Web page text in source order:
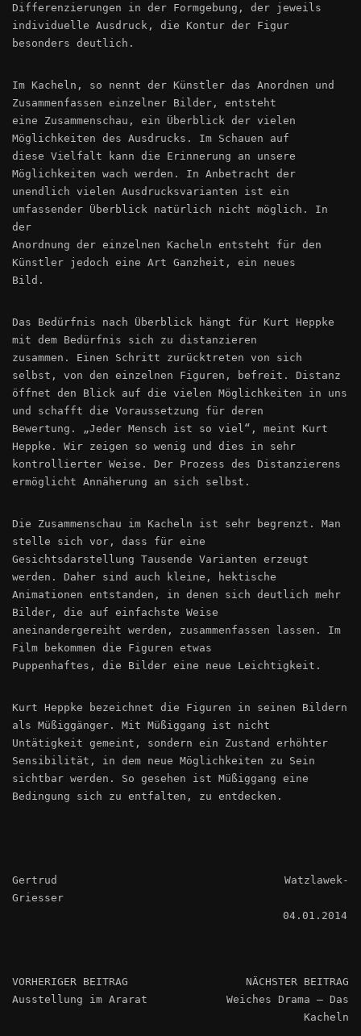
Differenzierungen in der Formgebung, der jeweils
individuelle Ausdruck, die Kontur der Figur
besonders deutlich.
Im Kacheln, so nennt der Künstler das Anordnen und
Zusammenfassen einzelner Bilder, entsteht
eine Zusammenschau, ein Überblick der vielen
Möglichkeiten des Ausdrucks. Im Schauen auf
diese Vielfalt kann die Erinnerung an unsere
Möglichkeiten wach werden. In Anbetracht der
unendlich vielen Ausdrucksvarianten ist ein
umfassender Überblick natürlich nicht möglich. In
der
Anordnung der einzelnen Kacheln entsteht für den
Künstler jedoch eine Art Ganzheit, ein neues
Bild.
Das Bedürfnis nach Überblick hängt für Kurt Heppke
mit dem Bedürfnis sich zu distanzieren
zusammen. Einen Schritt zurücktreten von sich
selbst, von den einzelnen Figuren, befreit. Distanz
öffnet den Blick auf die vielen Möglichkeiten in uns
und schafft die Voraussetzung für deren
Bewertung. „Jeder Mensch ist so viel“, meint Kurt
Heppke. Wir zeigen so wenig und dies in sehr
kontrollierter Weise. Der Prozess des Distanzierens
ermöglicht Annäherung an sich selbst.
Die Zusammenschau im Kacheln ist sehr begrenzt. Man
stelle sich vor, dass für eine
Gesichtsdarstellung Tausende Varianten erzeugt
werden. Daher sind auch kleine, hektische
Animationen entstanden, in denen sich deutlich mehr
Bilder, die auf einfachste Weise
aneinandergereiht werden, zusammenfassen lassen. Im
Film bekommen die Figuren etwas
Puppenhaftes, die Bilder eine neue Leichtigkeit.
Kurt Heppke bezeichnet die Figuren in seinen Bildern
als Müßiggänger. Mit Müßiggang ist nicht
Untätigkeit gemeint, sondern ein Zustand erhöhter
Sensibilität, in dem neue Möglichkeiten zu Sein
sichtbar werden. So gesehen ist Müßiggang eine
Bedingung sich zu entfalten, zu entdecken.
Gertrud Watzlawek-
Griesser
04.01.2014
VORHERIGER BEITRAG
Ausstellung im Ararat
NÄCHSTER BEITRAG
Weiches Drama – Das
Kacheln